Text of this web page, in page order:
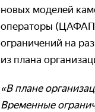
новых моделей
операторы (ЦАФАП
ограничений на
из плана
«В плане
Временные